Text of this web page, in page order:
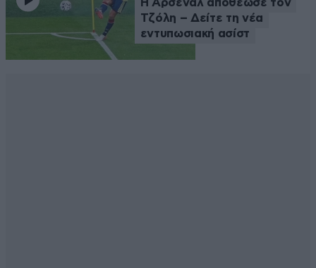
Η Άρσεναλ αποθέωσε τον
Τζόλη – Δείτε τη νέα
εντυπωσιακή ασίστ